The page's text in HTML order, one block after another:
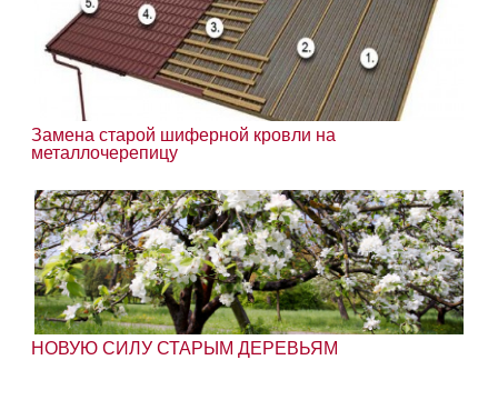
Замена старой шиферной кровли на
металлочерепицу
НОВУЮ СИЛУ СТАРЫМ ДЕРЕВЬЯМ